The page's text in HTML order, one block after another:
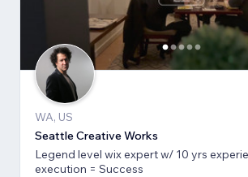
WA, US
Seattle Creative Works
Legend level wix expert w/ 10 yrs
execution = Success